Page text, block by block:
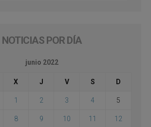
NOTICIAS POR DÍA
junio 2022
X J V S D
1 2 3 4 5
8 9 10 11 12